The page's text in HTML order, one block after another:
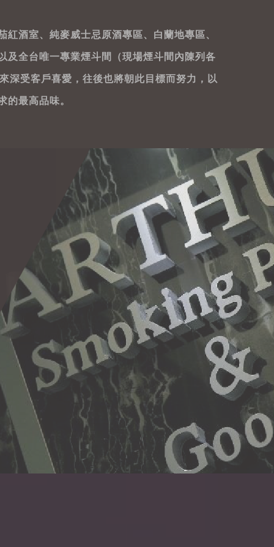
酒室、純麥威士忌原酒專區、白蘭地專區、
及全台唯一專業煙斗間（現場煙斗間內陳列各
深受客戶喜愛，往後也將朝此目標而努力，以
的最高品味。